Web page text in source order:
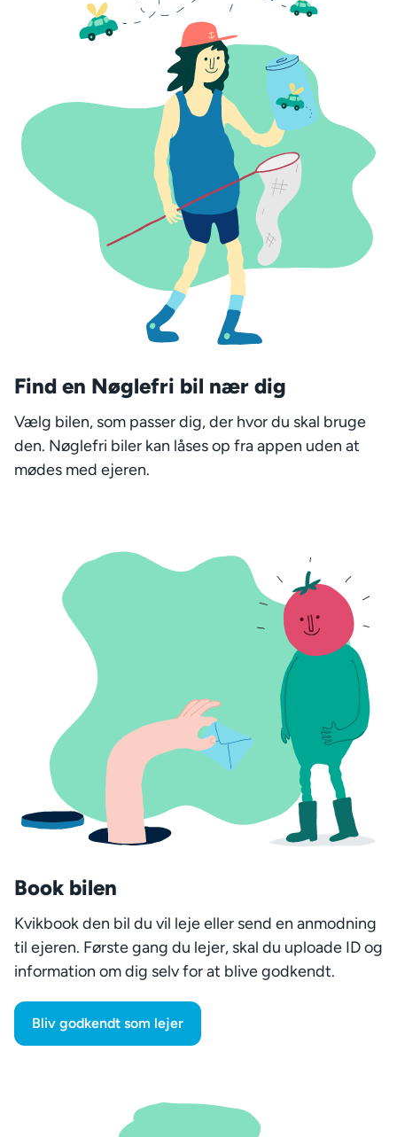
Find en Nøglefri bil nær dig
Vælg bilen, som passer dig, der hvor du skal bruge
den. Nøglefri biler kan låses op fra appen uden at
mødes med ejeren.
Book bilen
Kvikbook den bil du vil leje eller send en anmodning
til ejeren. Første gang du lejer, skal du uploade ID og
information om dig selv for at blive godkendt.
Bliv godkendt som lejer